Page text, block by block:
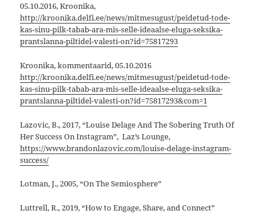
05.10.2016, Kroonika,
http://kroonika.delfi.ee/news/mitmesugust/peidetud-tode-
kas-sinu-pilk-tabab-ara-mis-selle-ideaalse-eluga-seksika-
prantslanna-piltidel-valesti-on?id=75817293
Kroonika, kommentaarid, 05.10.2016
http://kroonika.delfi.ee/news/mitmesugust/peidetud-tode-
kas-sinu-pilk-tabab-ara-mis-selle-ideaalse-eluga-seksika-
prantslanna-piltidel-valesti-on?id=75817293&com=1
Lazovic, B., 2017, “Louise Delage And The Sobering Truth Of
Her Success On Instagram”, Laz’s Lounge,
https://www.brandonlazovic.com/louise-delage-instagram-
success/
Lotman, J., 2005, “On The Semiosphere”
Luttrell, R., 2019, “How to Engage, Share, and Connect”